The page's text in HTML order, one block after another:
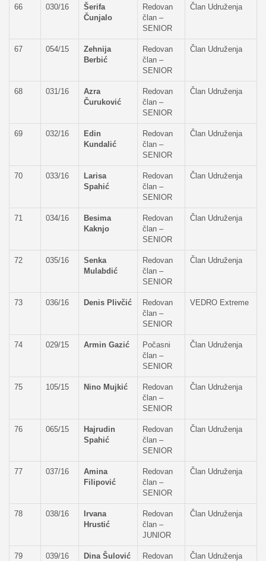
66 030/16
Šerifa
Čunjalo
Redovan
član –
SENIOR
Član Udruženja
67 054/15
Zehnija
Berbić
Redovan
član –
SENIOR
Član Udruženja
68 031/16
Azra
Čuruković
Redovan
član –
SENIOR
Član Udruženja
69 032/16
Edin
Kundalić
Redovan
član –
SENIOR
Član Udruženja
70 033/16
Larisa
Spahić
Redovan
član –
SENIOR
Član Udruženja
71 034/16
Besima
Kaknjo
Redovan
član –
SENIOR
Član Udruženja
72 035/16
Senka
Mulabdić
Redovan
član –
SENIOR
Član Udruženja
73 036/16 Denis Plivčić
Redovan
član –
SENIOR
VEDRO Extreme
74 029/15 Armin Gazić
Počasni
član –
SENIOR
Član Udruženja
75 105/15 Nino Mujkić
Redovan
član –
SENIOR
Član Udruženja
76 065/15
Hajrudin
Spahić
Redovan
član –
SENIOR
Član Udruženja
77 037/16
Amina
Filipović
Redovan
član –
SENIOR
Član Udruženja
78 038/16
Irvana
Hrustić
Redovan
član –
JUNIOR
Član Udruženja
79 039/16 Dina Šulović
Redovan
Član Udruženja